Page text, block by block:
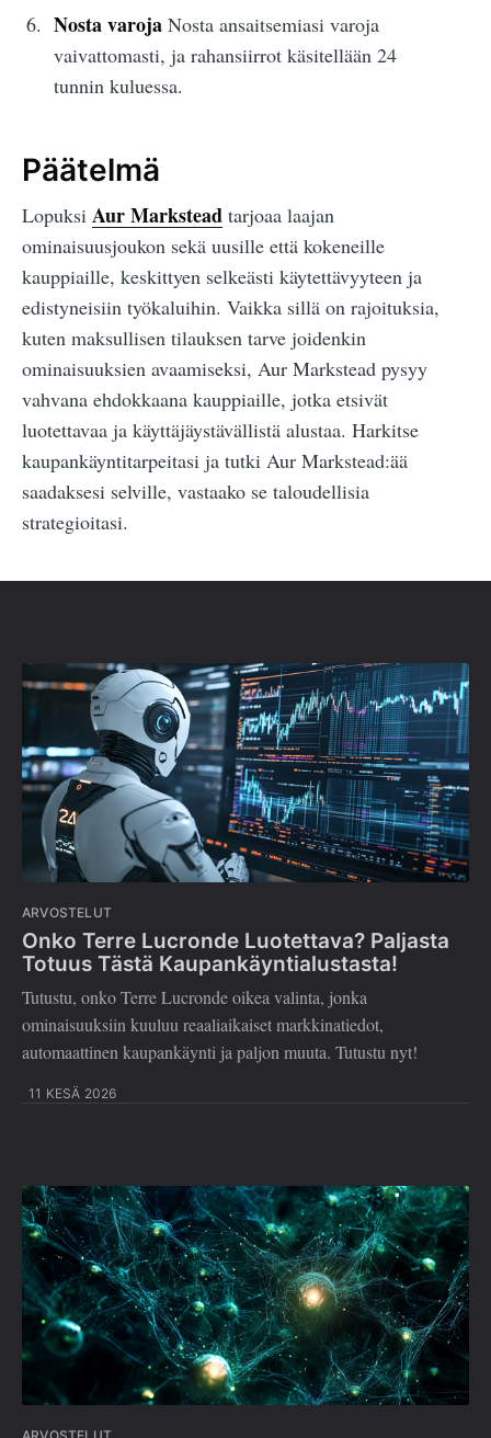
Nosta varojaNosta ansaitsemiasi varoja
vaivattomasti, ja rahansiirrot käsitellään 24
tunnin kuluessa.
Päätelmä
Lopuksi Aur Markstead tarjoaa laajan
ominaisuusjoukon sekä uusille että kokeneille
kauppiaille, keskittyen selkeästi käytettävyyteen ja
edistyneisiin työkaluihin. Vaikka sillä on rajoituksia,
kuten maksullisen tilauksen tarve joidenkin
ominaisuuksien avaamiseksi, Aur Markstead pysyy
vahvana ehdokkaana kauppiaille, jotka etsivät
luotettavaa ja käyttäjäystävällistä alustaa. Harkitse
kaupankäyntitarpeitasi ja tutki Aur Markstead:ää
saadaksesi selville, vastaako se taloudellisia
strategioitasi.
ARVOSTELUT
Onko Terre Lucronde Luotettava? Paljasta
Totuus Tästä Kaupankäyntialustasta!
Tutustu, onko Terre Lucronde oikea valinta, jonka
ominaisuuksiin kuuluu reaaliaikaiset markkinatiedot,
automaattinen kaupankäynti ja paljon muuta. Tutustu nyt!
11 KESÄ 2026